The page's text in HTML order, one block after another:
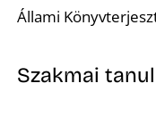
Állami
Szakmai